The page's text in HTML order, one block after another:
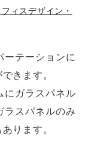
ィスデザイン・
ーテーションに
きます。
にガラスパネル
ラスパネルのみ
ります。